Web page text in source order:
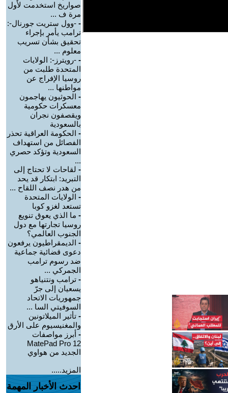
صواريخ استخدمت لأول
مرة ف ...
- -وول ستريت جورنال-:
ترامب يأمر بإجراء
تحقيق بشأن تسريب
معلوم ...
- -رويترز-: الولايات
المتحدة طلبت من
روسيا الإفراج عن
مواطنها ...
- الحوثيون يهاجمون
معسكرات حكومية
ويقصفون نجران
بالسعودية
- الحكومة العراقية تحذر
الفصائل من استهداف
السعودية وتؤكد حصري
...
- لقاحات لا تحتاج إلى
التبريد: ابتكار قد يحد
من هدر نصف اللقاح ...
- الولايات المتحدة
تستعد لغزو كوبا
- ما الذي يعوق تنويع
روسيا تجارتها مع دول
الجنوب العالمي؟
- الديمقراطيون يرفعون
دعوى قضائية جماعية
ضد رسوم ترامب
الجمركي ...
- ترامب ونتنياهو
يسعيان إلى جرّ
جمهوريات الاتحاد
السوفيتي السا ...
- تأثير الميلاتونين
والمغنيسيوم على الأرق
- أبرز مواصفات
MatePad Pro 12
الجديد من هواوي
المزيد.....
احدث الأخبار المهمة